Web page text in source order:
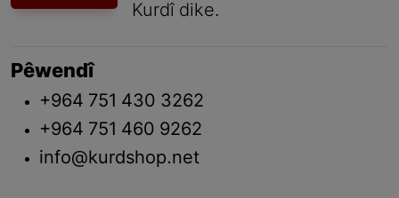
Kurdî dike.
Pêwendî
+964 751 430 3262
+964 751 460 9262
info@kurdshop.net